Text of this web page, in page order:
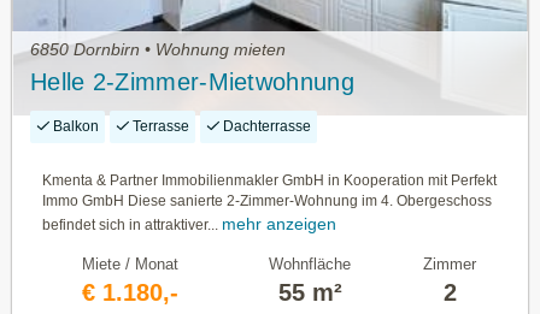
6850 Dornbirn • Wohnung mieten
Helle 2-Zimmer-Mietwohnung
Balkon Terrasse Dachterrasse
Kmenta & Partner Immobilienmakler GmbH in Kooperation mit Perfekt
Immo GmbH Diese sanierte 2-Zimmer-Wohnung im 4. Obergeschoss
befindet sich in attraktiver...
mehr anzeigen
Miete / Monat
€ 1.180,-
Wohnfläche
55 m²
Zimmer
2